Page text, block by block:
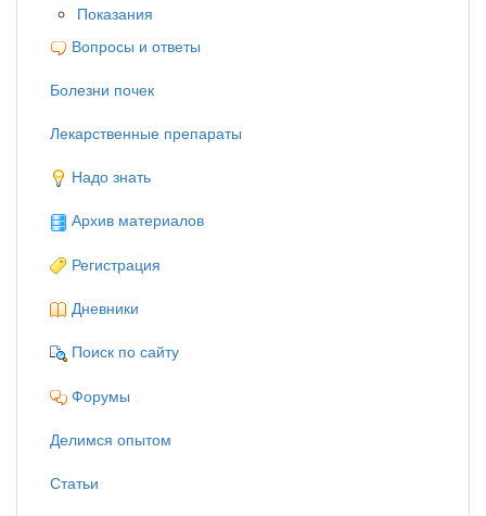
Показания
Вопросы и ответы
Болезни почек
Лекарственные препараты
Надо знать
Архив материалов
Регистрация
Дневники
Поиск по сайту
Форумы
Делимся опытом
Статьи